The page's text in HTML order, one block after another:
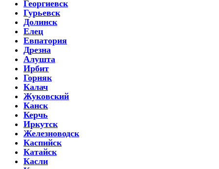
Георгиевск
Гурьевск
Долинск
Елец
Евпатория
Дрезна
Алушта
Ирбит
Горняк
Калач
Жуковский
Канск
Керчь
Иркутск
Железноводск
Каспийск
Катайск
Касли